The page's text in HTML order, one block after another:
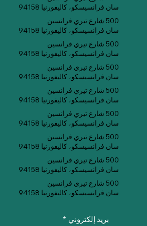
سان فرانسيسكو، كاليفورنيا 94158
500 شارع تيري فرانسين
سان فرانسيسكو، كاليفورنيا 94158
500 شارع تيري فرانسين
سان فرانسيسكو، كاليفورنيا 94158
500 شارع تيري فرانسين
سان فرانسيسكو، كاليفورنيا 94158
500 شارع تيري فرانسين
سان فرانسيسكو، كاليفورنيا 94158
500 شارع تيري فرانسين
سان فرانسيسكو، كاليفورنيا 94158
500 شارع تيري فرانسين
سان فرانسيسكو، كاليفورنيا 94158
500 شارع تيري فرانسين
سان فرانسيسكو، كاليفورنيا 94158
500 شارع تيري فرانسين
سان فرانسيسكو، كاليفورنيا 94158
بريد إلكتروني *